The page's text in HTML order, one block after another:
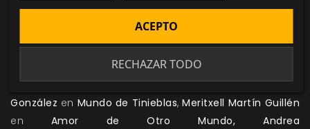
GonzálezenLas Ávidas Espadachinas Sáficas,Aixa
Paranoia
AlmeydaenTales of the Valiant
Los textos necesitan corrección, ahí tenemos a
maravillosas profesionales como Alejandra “Argéntea”
González en Mundo de Tinieblas,Meritxell Martín Guillén
en Amor de Otro Mundo,
Andrea
RECHAZAR TODO
ACEPTO